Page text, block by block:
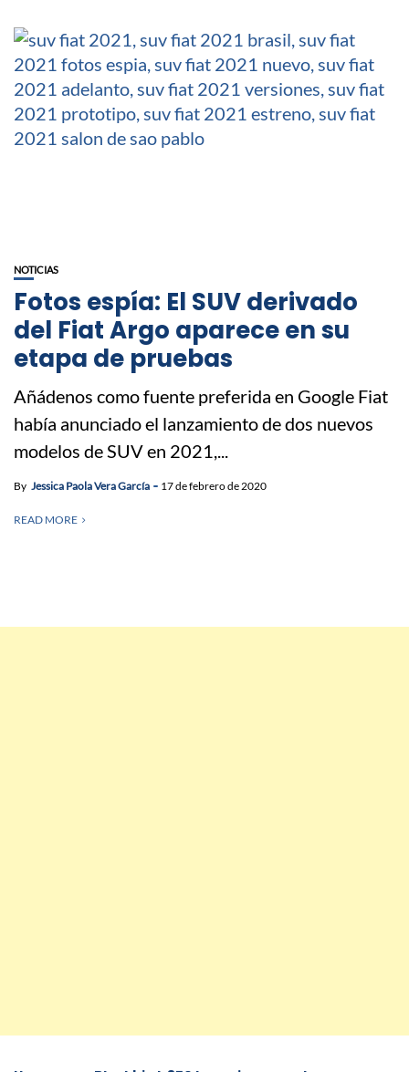
NOTICIAS
Fotos espía: El SUV derivado
del Fiat Argo aparece en su
etapa de pruebas
Añádenos como fuente preferida en Google Fiat
había anunciado el lanzamiento de dos nuevos
modelos de SUV en 2021,...
By Jessica Paola Vera García 17 de febrero de 2020
READ MORE